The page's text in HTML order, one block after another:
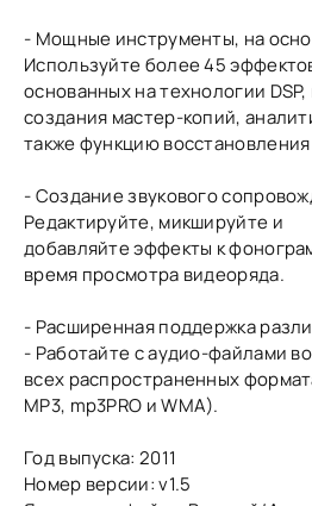
- Мощные инструменты, на
Используйте более 45
основанных на технологии
создания мастер-копий,
также функцию
- Создание звукового
Редактируйте, микшируйте и
добавляйте эффекты к
время просмотра видеоряда.
- Расширенная поддержка
- Работайте с аудио-файлами во
всех распространенных
MP3, mp3PRO и WMA).
Год выпуска: 2011
Номер версии: v1.5